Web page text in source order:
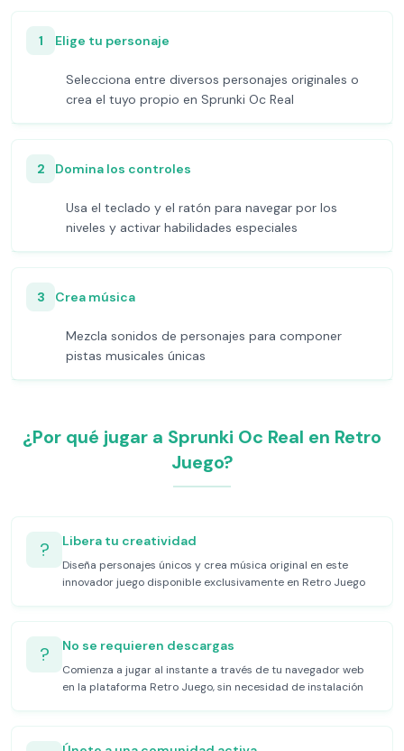
1 Elige tu personaje
Selecciona entre diversos personajes originales o
crea el tuyo propio en Sprunki Oc Real
2 Domina los controles
Usa el teclado y el ratón para navegar por los
niveles y activar habilidades especiales
3 Crea música
Mezcla sonidos de personajes para componer
pistas musicales únicas
¿Por qué jugar a Sprunki Oc Real en Retro
Juego?
? Libera tu creatividad
Diseña personajes únicos y crea música original en este
innovador juego disponible exclusivamente en Retro Juego
? No se requieren descargas
Comienza a jugar al instante a través de tu navegador web
en la plataforma Retro Juego, sin necesidad de instalación